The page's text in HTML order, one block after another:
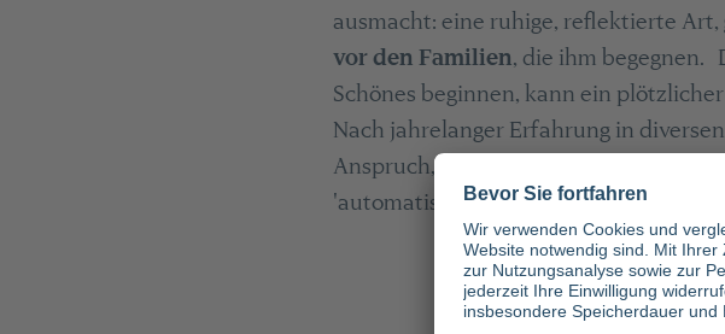
ausmacht: eine ruhige, reflektierte Art,
vor den Familien, die ihm begegnen.
Schönes beginnen, kann ein
Nach jahrelanger Erfahrung in diversen
Anspruch, Dinge sauber zu
'automatisch recht haben' zu